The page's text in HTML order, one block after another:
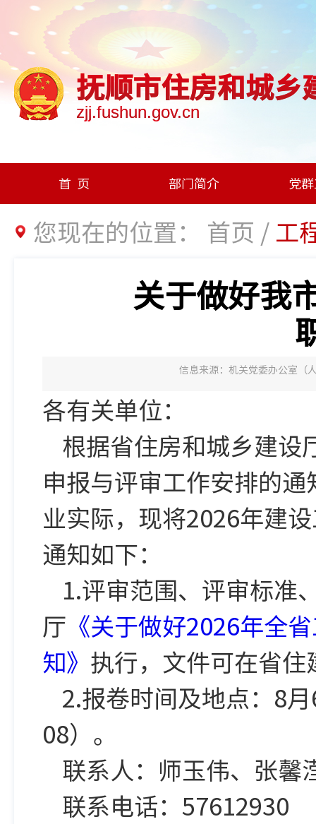
抚顺市住房和城乡
zjj.fushun.gov.cn
首页 部门简介 党
您现在的位置： 首页 /工
关于做好我
信息来源：机关党委办公室（
各有关单位：
根据省住房和城乡建设
申报与评审工作安排的
业实际，现将2026年建
通知如下：
1.评审范围、评审标准
厅 《关于做好2026年全
知》 执行，文件可在省
2.报卷时间及地点：8
08）。
联系人：师玉伟、张馨
联系电话：57612930